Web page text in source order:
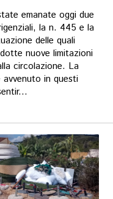
emanate oggi due
la n. 445 e la
delle quali
nuove limitazioni
circolazione. La
in questi